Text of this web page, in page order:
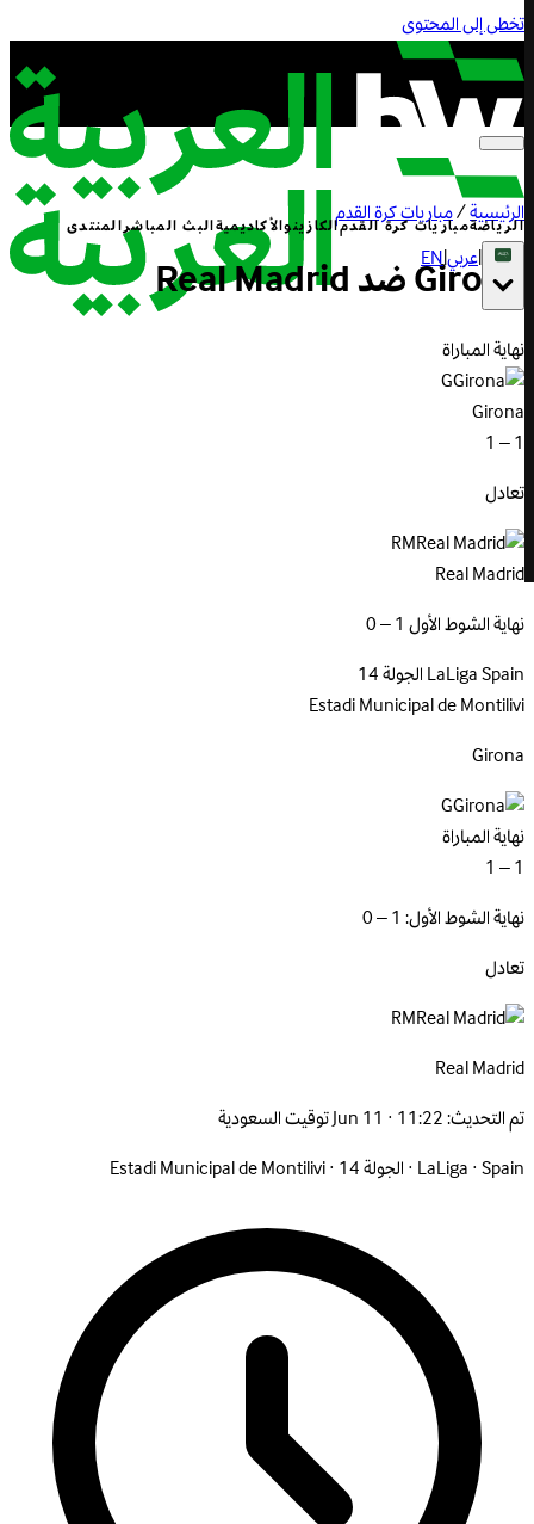
تخطى إلى المحتوى
الرياضةمباريات كرة القدمالكازينوالأكاديميةالبث المباشرالمنتدى
|عربي|
EN
الرئيسية/مباريات كرة القدم
Gironaضد RealMadrid
نهاية المباراة
G
Girona
1 – 1
تعادل
RM
Real Madrid
نهاية الشوط الأول 1 – 0
LaLigaSpain
الجولة 14
Estadi Municipal de Montilivi
Girona
G
نهاية المباراة
1 – 1
نهاية الشوط الأول: 1 – 0
تعادل
RM
RealMadrid
تم التحديث:Jun 11 · 11:22 توقيت السعودية
LaLiga·Spain
·الجولة 14 ·
Estadi Municipal de Montilivi